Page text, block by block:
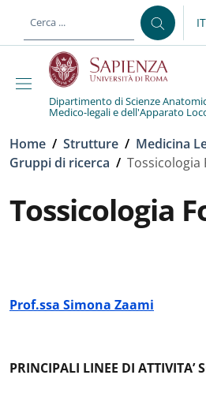
al contenuto principale
IT
Dipartimento di Scienze
Medico-legali e dell'Apparato
Briciole di pane
Home / Strutture / Medicina
Gruppi di ricerca / Tossicologia
Tossicologia
Prof.ssa Simona Zaami
PRINCIPALI LINEE DI ATTIVITA’